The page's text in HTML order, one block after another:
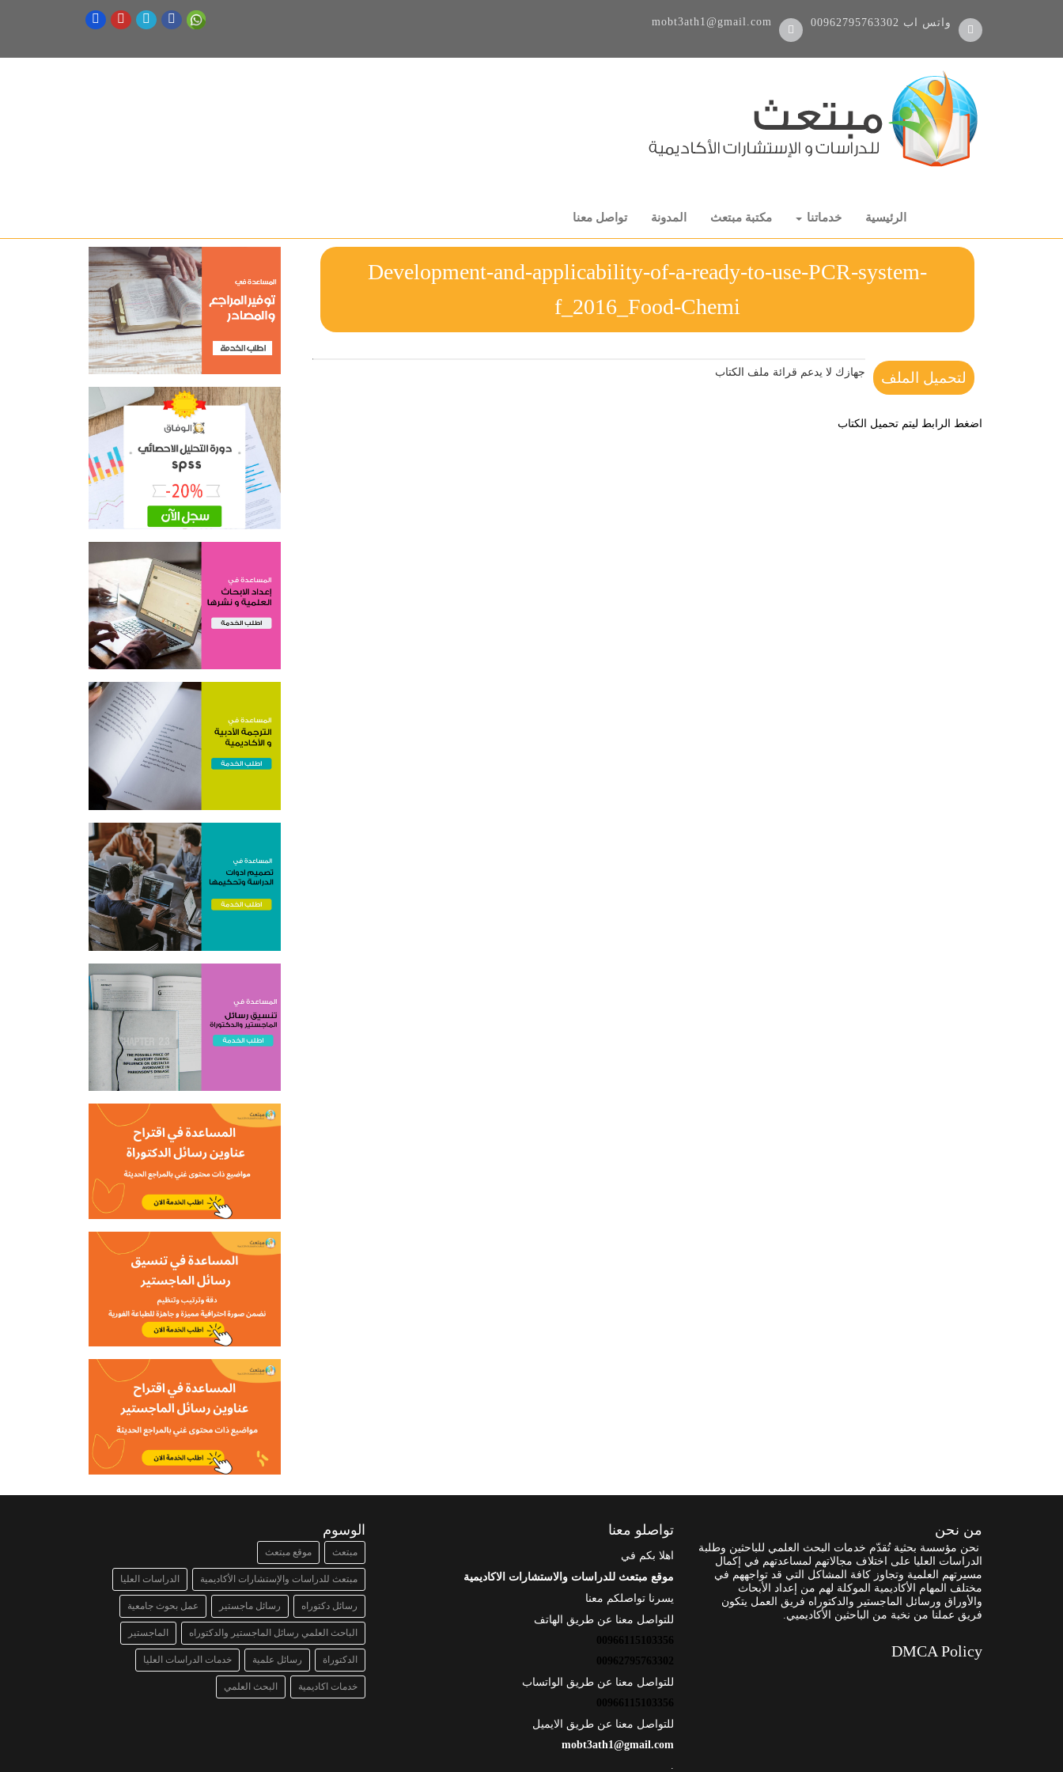
00962795763302 واتس اب mobt3ath1@gmail.com
الرئيسية خدماتنا مكتبة مبتعث المدونة تواصل معنا
Development-and-applicability-of-a-ready-to-use-PCR-system-
f_2016_Food-Chemi
لتحميل الملف جهازك لا يدعم قرائة ملف الكتاب
اضغط الرابط ليتم تحميل الكتاب
من نحن
نحن مؤسسة بحثية تُقدّم خدمات البحث العلمي للباحثين وطلبة
الدراسات العليا على اختلاف مجالاتهم لمساعدتهم في إكمال
مسيرتهم العلمية وتجاوز كافة المشاكل التي قد تواجههم في
مختلف المهام الأكاديمية الموكلة لهم من إعداد الأبحاث
والأوراق ورسائل الماجستير والدكتوراه فريق العمل يتكون
فريق عملنا من نخبة من الباحثين الأكاديميي.
DMCA Policy
تواصلو معنا
اهلا بكم في
موقع مبتعث للدراسات والاستشارات الاكاديمية
يسرنا تواصلكم معنا
للتواصل معنا عن طريق الهاتف
00966115103356
00962795763302
للتواصل معنا عن طريق الواتساب
00966115103356
للتواصل معنا عن طريق الايميل
mobt3ath1@gmail.com
الوسوم
مبتعث موقع مبتعث
مبتعث للدراسات والإستشارات الأكاديمية الدراسات العليا
رسائل دكتوراه رسائل ماجستير عمل بحوث جامعية
الباحث العلمي رسائل الماجستير والدكتوراه الماجستير
الدكتوراة رسائل علمية خدمات الدراسات العليا
خدمات اكاديمية البحث العلمي